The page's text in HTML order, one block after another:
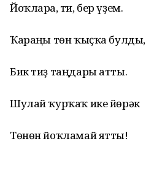
Йоҡларға, ти, бер үҙем.
Ҡараңғы төн ҡыҫҡа булды,
Бик тиҙ таңдары атты.
Шулай ҡурҡаҡ ике йөрәк
Төнөн йоҡламай ятты!